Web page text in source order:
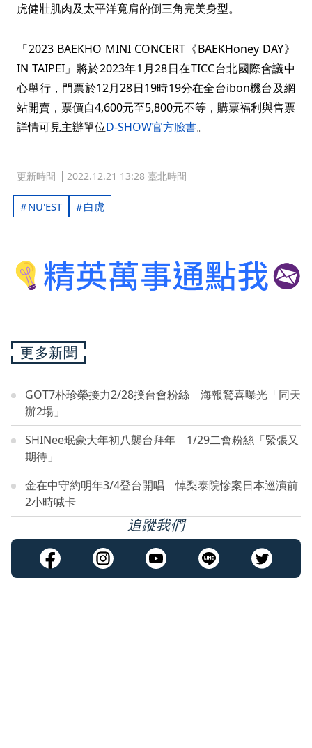
虎健壯肌肉及太平洋寬肩的倒三角完美身型。
「2023 BAEKHO MINI CONCERT《BAEKHoney DAY》
IN TAIPEI」將於2023年1月28日在TICC台北國際會議中
心舉行，門票於12月28日19時19分在全台ibon機台及網
站開賣，票價自4,600元至5,800元不等，購票福利與售票
詳情可見主辦單位D-SHOW官方臉書。
更新時間 2022.12.21 13:28 臺北時間
NU'EST 白虎
更多新聞
GOT7朴珍榮接力2/28撲台會粉絲 海報驚喜曝光「同天
辦2場」
SHINee珉豪大年初八襲台拜年 1/29二會粉絲「緊張又
期待」
金在中守約明年3/4登台開唱 悼梨泰院慘案日本巡演前
2小時喊卡
追蹤我們